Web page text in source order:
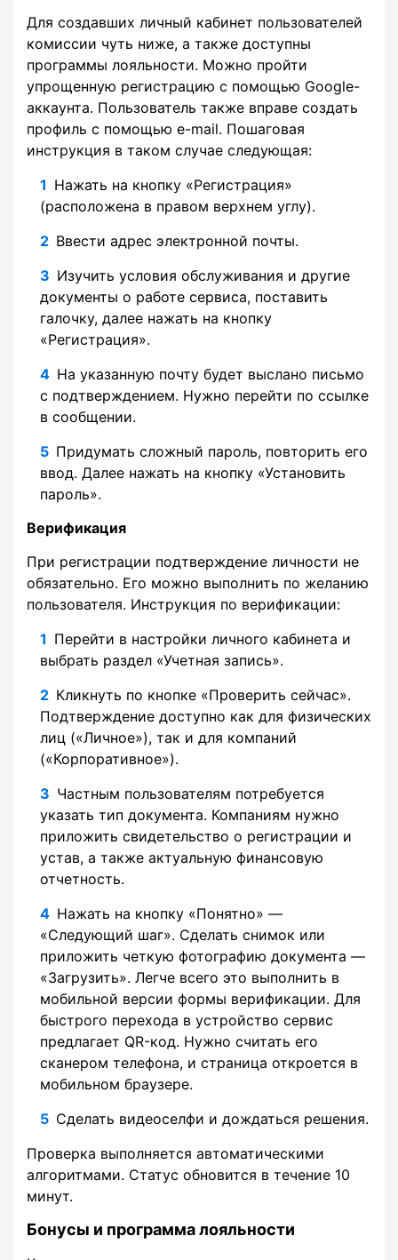
Для создавших личный кабинет пользователей
комиссии чуть ниже, а также доступны
программы лояльности. Можно пройти
упрощенную регистрацию с помощью Google-
аккаунта. Пользователь также вправе создать
профиль с помощью e-mail. Пошаговая
инструкция в таком случае следующая:
Нажать на кнопку «Регистрация»
(расположена в правом верхнем углу).
Ввести адрес электронной почты.
Изучить условия обслуживания и другие
документы о работе сервиса, поставить
галочку, далее нажать на кнопку
«Регистрация».
На указанную почту будет выслано письмо
с подтверждением. Нужно перейти по ссылке
в сообщении.
Придумать сложный пароль, повторить его
ввод. Далее нажать на кнопку «Установить
пароль».
Верификация
При регистрации подтверждение личности не
обязательно. Его можно выполнить по желанию
пользователя. Инструкция по верификации:
Перейти в настройки личного кабинета и
выбрать раздел «Учетная запись».
Кликнуть по кнопке «Проверить сейчас».
Подтверждение доступно как для физических
лиц («Личное»), так и для компаний
(«Корпоративное»).
Частным пользователям потребуется
указать тип документа. Компаниям нужно
приложить свидетельство о регистрации и
устав, а также актуальную финансовую
отчетность.
Нажать на кнопку «Понятно» —
«Следующий шаг». Сделать снимок или
приложить четкую фотографию документа —
«Загрузить». Легче всего это выполнить в
мобильной версии формы верификации. Для
быстрого перехода в устройство сервис
предлагает QR-код. Нужно считать его
сканером телефона, и страница откроется в
мобильном браузере.
Сделать видеоселфи и дождаться решения.
Проверка выполняется автоматическими
алгоритмами. Статус обновится в течение 10
минут.
Бонусы и программа лояльности